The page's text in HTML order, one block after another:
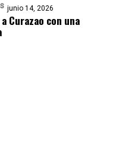
junio 14, 2026
Curazao con una